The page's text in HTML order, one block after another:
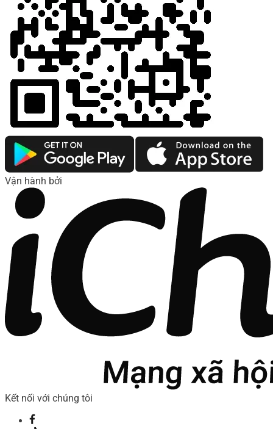
Vận hành bởi
Kết nối với chúng tôi